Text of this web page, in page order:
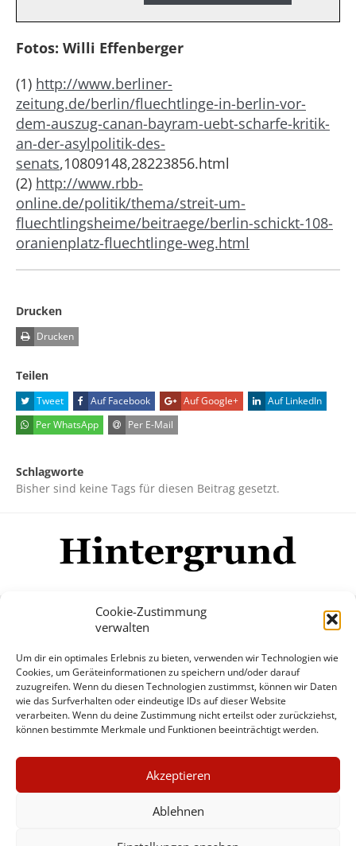
Cookie-Zustimmung
verwalten
Um dir ein optimales Erlebnis zu bieten, verwenden wir Technologien wie
Cookies, um Geräteinformationen zu speichern und/oder darauf
zuzugreifen. Wenn du diesen Technologien zustimmst, können wir Daten
wie das Surfverhalten oder eindeutige IDs auf dieser Website
verarbeiten. Wenn du deine Zustimmung nicht erteilst oder zurückziehst,
können bestimmte Merkmale und Funktionen beeinträchtigt werden.
Akzeptieren
Ablehnen
Fotos: Willi Effenberger
(1) http://www.berliner-
zeitung.de/berlin/fluechtlinge-in-berlin-vor-
dem-auszug-canan-bayram-uebt-scharfe-kritik-
an-der-asylpolitik-des-
senats,10809148,28223856.html
(2) http://www.rbb-
online.de/politik/thema/streit-um-
fluechtlingsheime/beitraege/berlin-schickt-108-
oranienplatz-fluechtlinge-weg.html
Drucken
Drucken
Teilen
Tweet Auf Facebook Auf Google+
Auf LinkedIn
Per WhatsApp
Per E-Mail
Schlagworte
Bisher sind keine Tags für diesen Beitrag gesetzt.
Mehr
© Copyright Hintergrund.de, 2015 - 2026
Zum Newsletter jetzt kostenlos
anmelden
erscheint ca. alle 4 Wochen
×